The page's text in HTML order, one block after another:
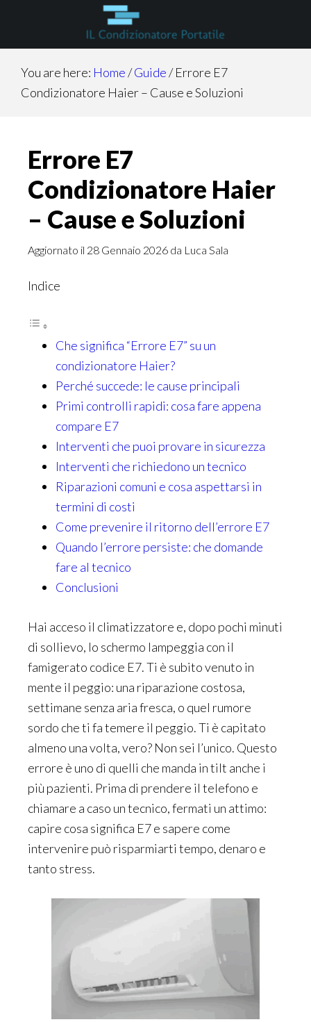
main
content
primary
sidebar
footer
You are here: Home/Guide/Errore E7
Condizionatore Haier​ – Cause e Soluzioni
Errore E7
Condizionatore Haier​
– Cause e Soluzioni
Aggiornato il 28 Gennaio 2026 da Luca Sala
Indice
Che significa “Errore E7” su un
condizionatore Haier?
Perché succede: le cause principali
Primi controlli rapidi: cosa fare appena
compare E7
Interventi che puoi provare in sicurezza
Interventi che richiedono un tecnico
Riparazioni comuni e cosa aspettarsi in
termini di costi
Come prevenire il ritorno dell’errore E7
Quando l’errore persiste: che domande
fare al tecnico
Conclusioni
Hai acceso il climatizzatore e, dopo pochi minuti
di sollievo, lo schermo lampeggia con il
famigerato codice E7. Ti è subito venuto in
mente il peggio: una riparazione costosa,
settimane senza aria fresca, o quel rumore
sordo che ti fa temere il peggio. Ti è capitato
almeno una volta, vero? Non sei l’unico. Questo
errore è uno di quelli che manda in tilt anche i
più pazienti. Prima di prendere il telefono e
chiamare a caso un tecnico, fermati un attimo:
capire cosa significa E7 e sapere come
intervenire può risparmiarti tempo, denaro e
tanto stress.